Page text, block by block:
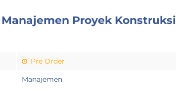
Proyek Konstruksi
Pre Order
Manajemen